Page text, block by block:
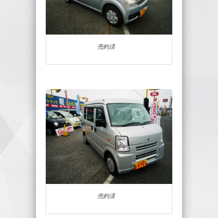
売約済
売約済